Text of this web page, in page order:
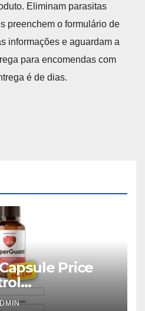
Eliminam parasitas
preenchem o formulário de
informações e aguardam a
para encomendas com
é de dias.
Price